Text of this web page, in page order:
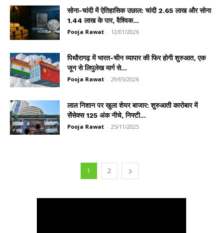
सोना-चांदी में ऐतिहासिक उछाल: चांदी ₹2.65 लाख और सोना
₹1.44 लाख के पार, वैश्विक...
Pooja Rawat - 12/01/2026
पिथौरागढ़ में भारत-चीन व्यापार की फिर होगी शुरुआत, एक
जून से लिपुलेख मार्ग से...
Pooja Rawat - 29/05/2026
लाल निशान पर खुला शेयर बाजार: शुरुआती कारोबार में
सेंसेक्स 125 अंक नीचे, निफ्टी...
Pooja Rawat - 25/11/2025
1 2